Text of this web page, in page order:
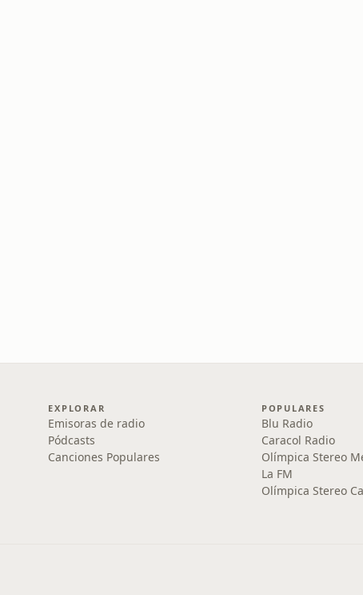
EXPLORAR
Emisoras de radio
Pódcasts
Canciones Populares
POPULARES
Blu Radio
Caracol Radio
Olímpica Stereo
La FM
Olímpica Stereo